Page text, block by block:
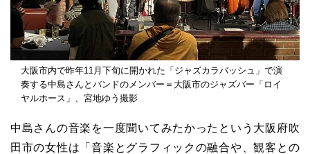
大阪市内で昨年11月下旬に開かれた「ジャズカラバッシュ」で演
奏する中島さんとバンドのメンバー＝大阪市のジャズバー「ロイ
ヤルホース」、宮地ゆう撮影
中島さんの音楽を一度聞いてみたかったという大阪府吹
田市の女性は「音楽とグラフィックの融合や、観客との